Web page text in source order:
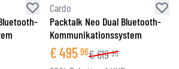
Cardo
Packtalk Neo Dual Bluetooth-
Kommunikationssystem
€495 96€619 95